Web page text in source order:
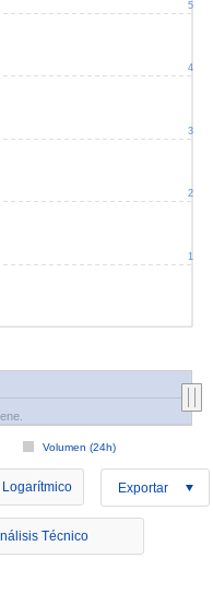
Volumen (24h)
1
2
3
4
5
Logarítmico Exportar
Técnico